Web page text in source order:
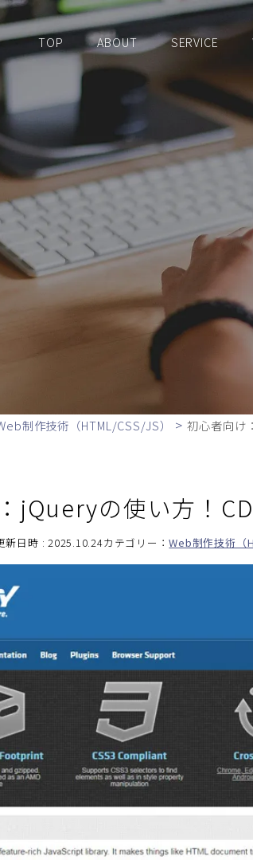
TOP ABOUT SERVICE
制作技術（HTML/CSS/JS） >初心者向け
jQueryの使い方！
新日時 : 2025.10.24カテゴリー：Web制作技術（